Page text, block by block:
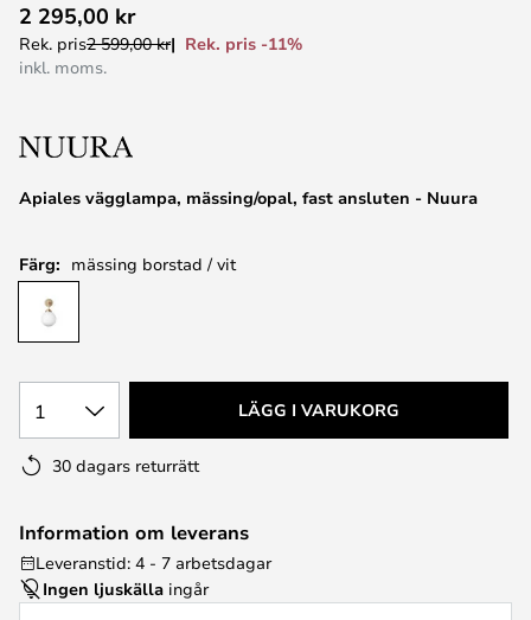
till
början
Apiales vägglampa, mässing/opal, fast ansluten - Nuura
2 295,00 kr
Rek. pris2 599,00 kr
Rek. pris -11%
inkl. moms.
Färg: mässing borstad / vit
1 LÄGG I VARUKORG
30 dagars returrätt
Information om leverans
Leveranstid: 4 - 7 arbetsdagar
Ingen ljuskälla ingår